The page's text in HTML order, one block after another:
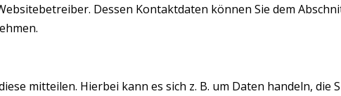
Dessen Kontaktdaten können Sie dem
mitteilen. Hierbei kann es sich z. B. um Daten handeln, die